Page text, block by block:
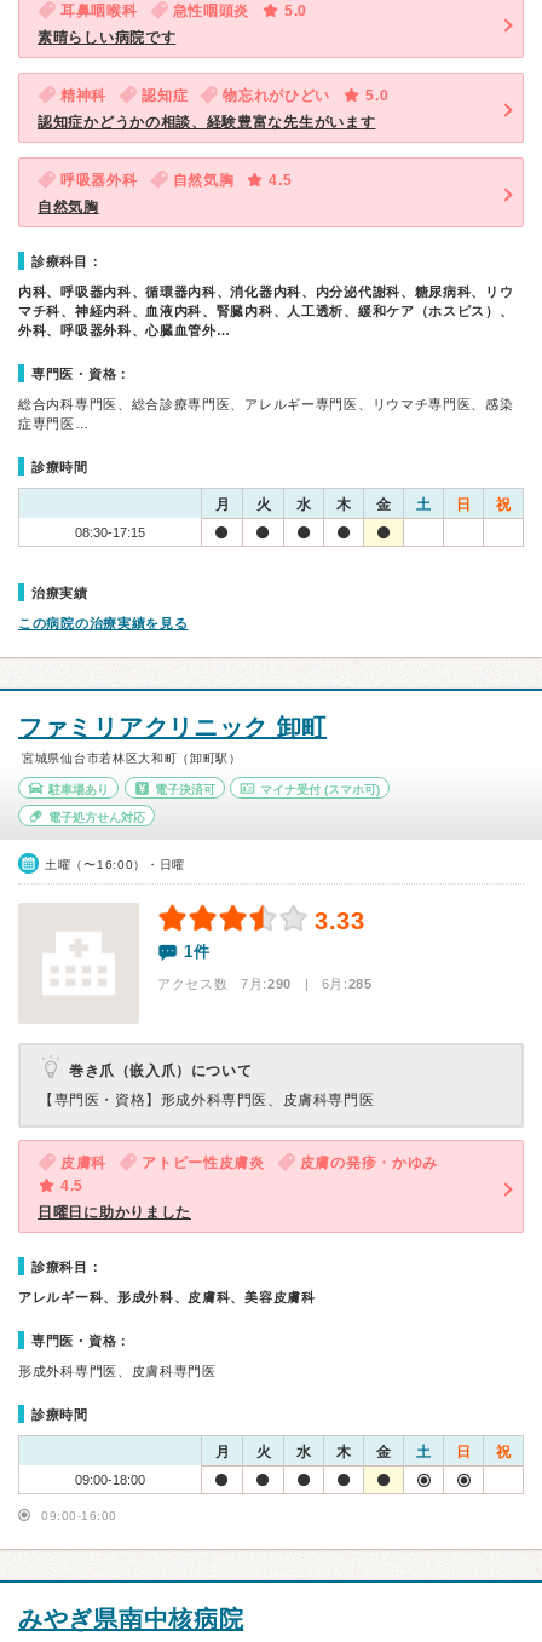
耳鼻咽喉科 急性咽頭炎
5.0
素晴らしい病院です
精神科 認知症 物忘れがひどい
5.0
認知症かどうかの相談、経験豊富な先生がいます
呼吸器外科 自然気胸
4.5
自然気胸
診療科目：
内科、呼吸器内科、循環器内科、消化器内科、内分泌代謝科、糖尿病科、リウ
マチ科、神経内科、血液内科、腎臓内科、人工透析、緩和ケア（ホスピス）、
外科、呼吸器外科、心臓血管外…
専門医・資格：
総合内科専門医、総合診療専門医、アレルギー専門医、リウマチ専門医、感染
症専門医…
診療時間
月 火 水 木 金 土 日 祝
08:30-17:15
治療実績
この病院の治療実績を見る
ファミリアクリニック 卸町
宮城県仙台市若林区大和町（卸町駅）
駐車場あり 電子決済可 マイナ受付 (スマホ可)
電子処方せん対応
土曜（〜16:00）・日曜
3.33
1件
アクセス数 7月:290 | 6月:285
巻き爪（嵌入爪）について
【専門医・資格】 形成外科専門医、皮膚科専門医
皮膚科 アトピー性皮膚炎
皮膚の発疹・かゆみ
4.5
日曜日に助かりました
診療科目：
アレルギー科、形成外科、皮膚科、美容皮膚科
専門医・資格：
形成外科専門医、皮膚科専門医
診療時間
月 火 水 木 金 土 日 祝
09:00-18:00
09:00-16:00
みやぎ県南中核病院